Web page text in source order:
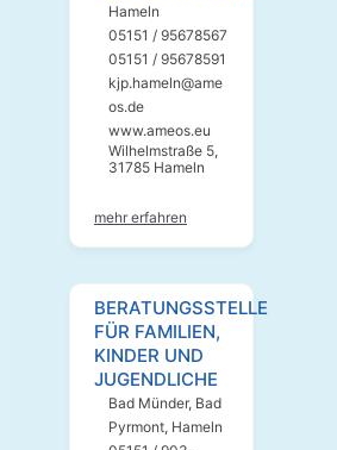
Hameln
05151 / 95678567
05151 / 95678591
kjp.hameln@ame
os.de
www.ameos.eu
Wilhelmstraße 5,
31785 Hameln
mehr erfahren
BERATUNGSSTELLE
FÜR FAMILIEN,
KINDER UND
JUGENDLICHE
Bad Münder, Bad
Pyrmont, Hameln